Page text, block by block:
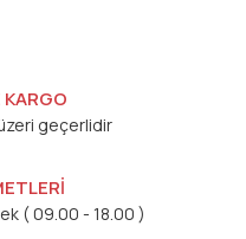
geçerlidir
( 09.00 - 18.00 )